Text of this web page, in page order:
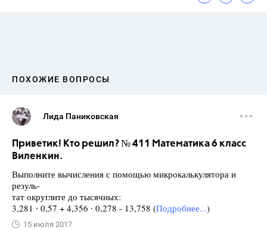
ПОХОЖИЕ ВОПРОСЫ
Лида Паниковская
Приветик! Кто решил? № 411 Математика 6 класс
Виленкин.
Выполните вычисления с помощью микрокалькулятора и
резуль-
тат округлите до тысячных:
3,281 ∙ 0,57 + 4,356 ∙ 0,278 - 13,758 (Подробнее...)
15 июля 2017